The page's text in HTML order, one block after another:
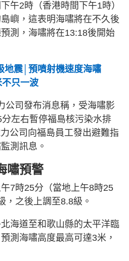
午2時（香港時間下午1時）
嶼，這表明海嘯將在不久後
測，海嘯將在13:18後開始
地震│預噴射機速度海嘯
只一波
公司發布消息稱，受海嘯影
左右暫停福島核污染水排
公司向福島員工發出避難指
測訊息。
嘯預警
7時25分（當地上午8時25
，之後上調至8.8級。
海道至和歌山縣的太平洋臨
測海嘯高度最高可達3米，